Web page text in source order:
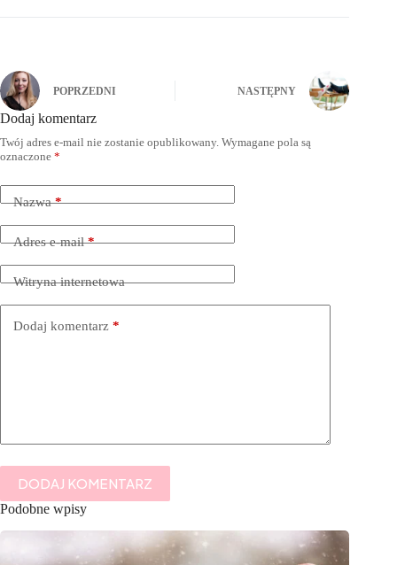
POPRZEDNI NASTĘPNY
Dodaj komentarz
Twój adres e-mail nie zostanie opublikowany. Wymagane pola są
oznaczone *
Nazwa*
Adres e-mail*
Witryna internetowa
Dodaj komentarz *
DODAJ KOMENTARZ
Podobne wpisy